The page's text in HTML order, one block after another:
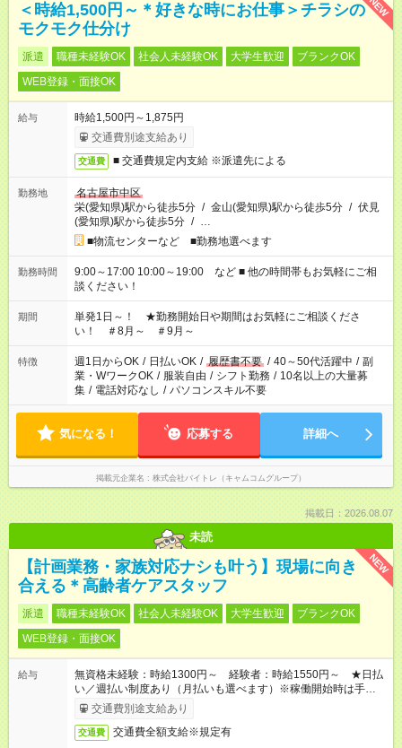
NEW
＜時給1,500円～＊好きな時にお仕事＞チラシの
モクモク仕分け
派遣 職種未経験OK 社会人未経験OK 大学生歓迎
ブランクOK
WEB登録・面接OK
給与
時給1,500円～1,875円
交通費別途支給あり
交通費 ■ 交通費規定内支給 ※派遣先による
勤務地
名古屋市中区
栄(愛知県)駅から徒歩5分 / 金山(愛知県)駅から徒歩5分 / 伏見
(愛知県)駅から徒歩5分 / …
■物流センターなど ■勤務地選べます
勤務時間
9:00～17:00 10:00～19:00 など ■ 他の時間帯もお気軽にご相
談ください！
期間
単発1日～！ ★勤務開始日や期間はお気軽にご相談くださ
い！ ＃8月～ ＃9月～
特徴 週1日からOK / 日払いOK / 履歴書不要 / 40～50代活躍中 / 副
業・WワークOK / 服装自由 / シフト勤務 / 10名以上の大量募
集 / 電話対応なし / パソコンスキル不要
気になる！ 応募する 詳細へ
掲載元企業名 株式会社バイトレ（キャムコムグループ）
掲載日：2026.08.07
未読
NEW
【計画業務・家族対応ナシも叶う】現場に向き
合える＊高齢者ケアスタッフ
派遣 職種未経験OK 社会人未経験OK 大学生歓迎
ブランクOK
WEB登録・面接OK
給与
無資格未経験：時給1300円～ 経験者：時給1550円～ ★日払
い／週払い制度あり（月払いも選べます）※稼働開始時は手続き
完了次第のお支払いとなります。
交通費別途支給あり
交通費 交通費全額支給※規定有